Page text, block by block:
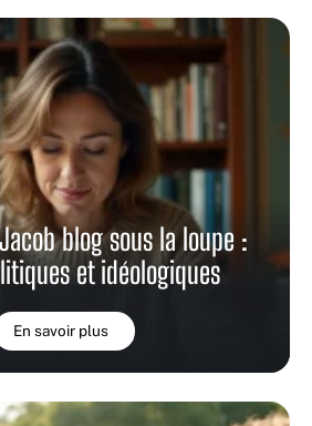
blog sous la loupe :
et idéologiques
En savoir plus